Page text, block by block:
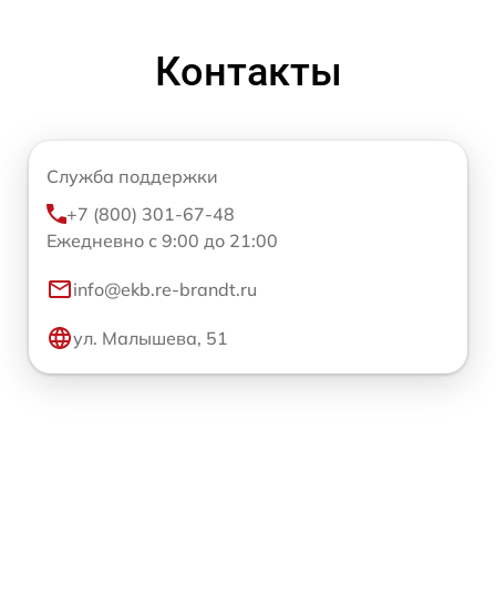
Контакты
Служба поддержки
+7 (800) 301-67-48
Ежедневно с 9:00 до 21:00
info@ekb.re-brandt.ru
ул. Малышева, 51